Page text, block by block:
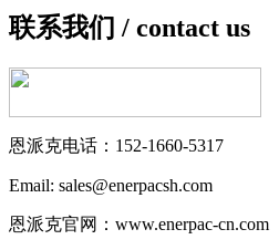
联系我们 / contact us
恩派克电话：152-1660-5317
Email: sales@enerpacsh.com
恩派克官网：www.enerpac-cn.com